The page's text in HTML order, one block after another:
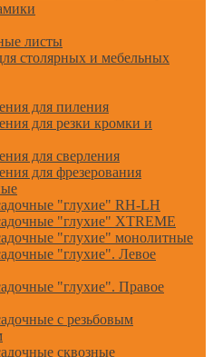
листы
столярных и мебельных
для пиления
для резки кромки и
для сверления
для фрезерования
"глухие" RH-LH
"глухие" XTREME
"глухие" монолитные
"глухие". Левое
"глухие". Правое
с резьбовым
сквозные